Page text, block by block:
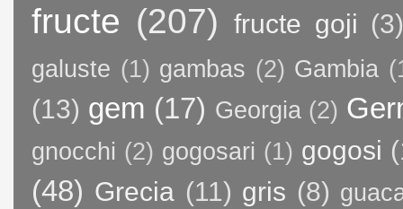
fructe (207) fructe goji (3)
galuste (1) gambas (2) Gambia
(13) gem (17) Georgia (2)
gnocchi (2) gogosari (1) gogosi
(48) Grecia (11) gris (8)